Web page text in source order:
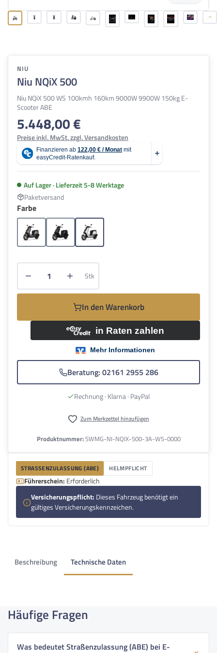
NIU
Niu NQiX 500
Niu NQiX 500 WS 100kmh 160km 9000W 9900W 150kg E-
Scooter ABE
Regulärer Preis:
5.448,00 €
Preise inkl. MwSt. zzgl. Versandkosten
Auf Lager · Lieferzeit 5-8 Werktage
Paketversand
Farbeauswählen
Grau SchwarzWeiss
Produkt Anzahl: Gib den gewünschten
Stk
In den Warenkorb
Beratung: 02161 2955 286
Rechnung · Klarna · PayPal
Zum Merkzettel hinzufügen
Produktnummer:SWMG-NI-NQIX-500-3A-WS-0000
STRASSENZULASSUNG (ABE) HELMPFLICHT
Führerschein: Erforderlich
Versicherungspflicht: Dieses Fahrzeug benötigt ein
gültiges Versicherungskennzeichen.
Beschreibung Technische Daten
Häufige Fragen
Was bedeutet Straßenzulassung (ABE) bei E-